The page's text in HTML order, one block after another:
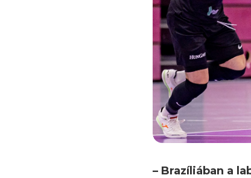
– Brazíliában a